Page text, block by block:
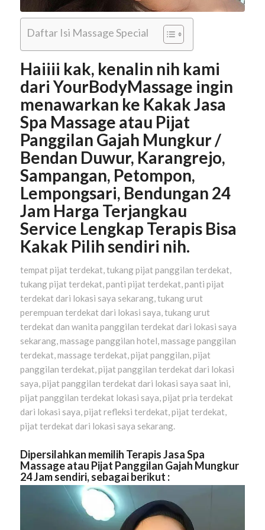
Daftar Isi Massage Special
Haiiii kak, kenalin nih kami
dari YourBodyMassage ingin
menawarkan ke Kakak Jasa
Spa Massage atau Pijat
Panggilan Gajah Mungkur /
Bendan Duwur, Karangrejo,
Sampangan, Petompon,
Lempongsari, Bendungan 24
Jam Harga Terjangkau
Service Lengkap Terapis Bisa
Kakak Pilih sendiri nih.
tempat pijat terdekat, tukang pijat panggilan terdekat,
tukang pijat terdekat, panti pijat terdekat, panti pijat
terdekat dari lokasi saya sekarang, tukang urut
perempuan terdekat dari lokasi saya, tukang urut
terdekat dan wanita panggilan terdekat dari lokasi saya
sekarang, massage panggilan hotel, massage panggilan
terdekat, massage terdekat, pijat panggilan, pijat
panggilan terdekat, pijat panggilan terdekat dari lokasi
saya, pijat panggilan terdekat dari lokasi saya saat ini,
pijat panggilan terdekat lokasi saya, pijat pria terdekat
dari lokasi saya, pijat refleksi terdekat, pijat terdekat,
pijat terdekat dari lokasi saya sekarang.
Dipersilahkan memilih Terapis Jasa Spa
Massage atau Pijat Panggilan Gajah Mungkur
24 Jam sendiri, sebagai berikut :